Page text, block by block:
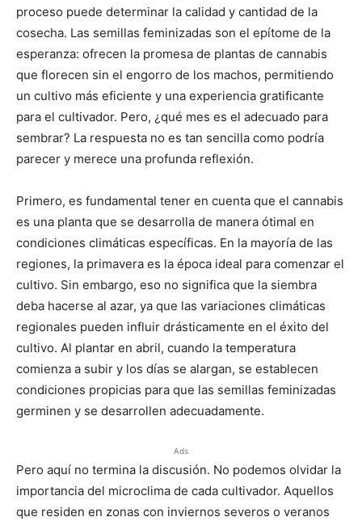
proceso puede determinar la calidad y cantidad de la
cosecha. Las semillas feminizadas son el epítome de la
esperanza: ofrecen la promesa de plantas de cannabis
que florecen sin el engorro de los machos, permitiendo
un cultivo más eficiente y una experiencia gratificante
para el cultivador. Pero, ¿qué mes es el adecuado para
sembrar? La respuesta no es tan sencilla como podría
parecer y merece una profunda reflexión.
Primero, es fundamental tener en cuenta que el cannabis
es una planta que se desarrolla de manera ótimal en
condiciones climáticas específicas. En la mayoría de las
regiones, la primavera es la época ideal para comenzar el
cultivo. Sin embargo, eso no significa que la siembra
deba hacerse al azar, ya que las variaciones climáticas
regionales pueden influir drásticamente en el éxito del
cultivo. Al plantar en abril, cuando la temperatura
comienza a subir y los días se alargan, se establecen
condiciones propicias para que las semillas feminizadas
germinen y se desarrollen adecuadamente.
Ads
Pero aquí no termina la discusión. No podemos olvidar la
importancia del microclima de cada cultivador. Aquellos
que residen en zonas con inviernos severos o veranos